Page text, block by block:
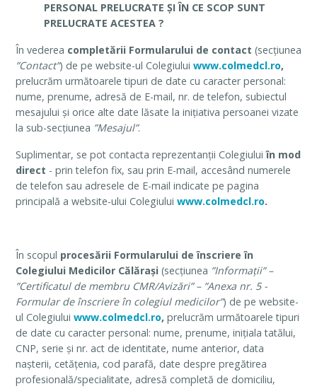
PERSONAL PRELUCRATE ȘI ÎN CE SCOP SUNT
PRELUCRATE ACESTEA ?
În vederea completării Formularului de contact (secțiunea
”Contact”) de pe website-ul Colegiului www.colmedcl.ro,
prelucrăm următoarele tipuri de date cu caracter personal:
nume, prenume, adresă de E-mail, nr. de telefon, subiectul
mesajului și orice alte date lăsate la inițiativa persoanei vizate
la sub-secțiunea ”Mesajul”.
Suplimentar, se pot contacta reprezentanții Colegiuluiîn mod
direct - prin telefon fix, sau prin E-mail, accesând numerele
de telefon sau adresele de E-mail indicate pe pagina
principală a website-ului Colegiului www.colmedcl.ro.
În scopul procesării Formularului de înscriere în
Colegiului Medicilor Călărași (secțiunea ”Informații” –
”Certificatul de membru CMR/Avizări” – ”Anexa nr. 5 -
Formular de înscriere în colegiul medicilor”) de pe website-
ul Colegiului www.colmedcl.ro, prelucrăm următoarele tipuri
de date cu caracter personal: nume, prenume, inițiala tatălui,
CNP, serie și nr. act de identitate, nume anterior, data
nașterii, cetățenia, cod parafă, date despre pregătirea
profesională/specialitate, adresă completă de domiciliu,